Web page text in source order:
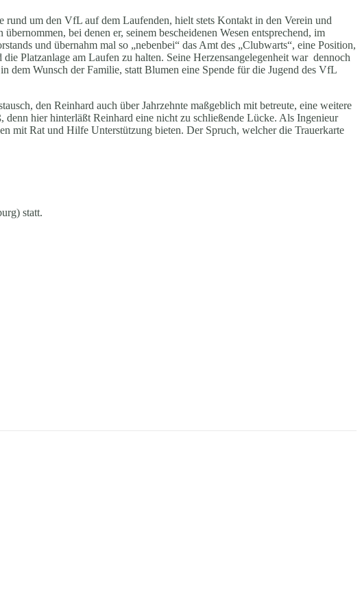
um den VfL auf dem Laufenden, hielt stets Kontakt in den Verein und
bei denen er, seinem bescheidenen Wesen entsprechend, im
und übernahm mal so „nebenbei“ das Amt des „Clubwarts“, eine Position,
Platzanlage am Laufen zu halten. Seine Herzensangelegenheit war dennoch
dem Wunsch der Familie, statt Blumen eine Spende für die Jugend des VfL
den Reinhard auch über Jahrzehnte maßgeblich mit betreute, eine weitere
hier hinterläßt Reinhard eine nicht zu schließende Lücke. Als Ingenieur
mit Rat und Hilfe Unterstützung bieten. Der Spruch, welcher die Trauerkarte
statt.